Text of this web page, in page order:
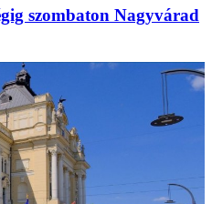
szombaton Nagyvárad